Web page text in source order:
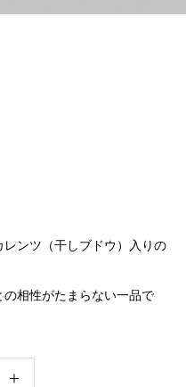
ンツ（干しブドウ）入りの
相性がたまらない一品で